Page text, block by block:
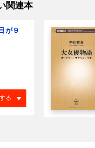
関連本
が９
る